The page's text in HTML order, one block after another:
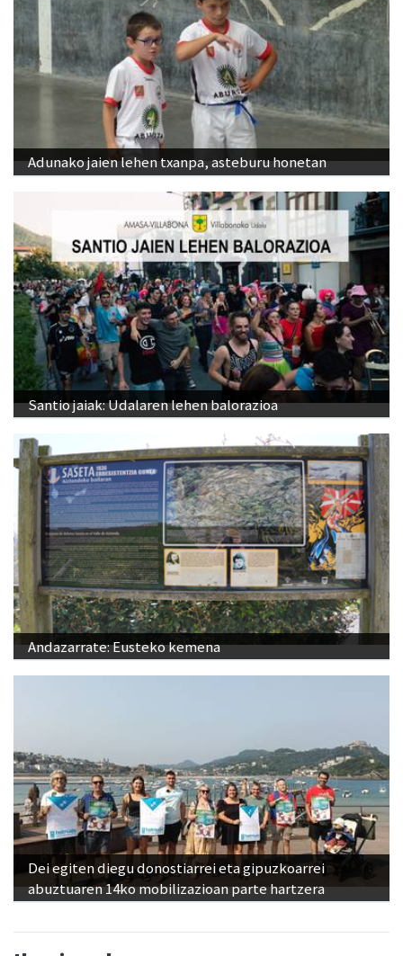
Adunako jaien lehen txanpa, asteburu honetan
Santio jaiak: Udalaren lehen balorazioa
Andazarrate: Eusteko kemena
Dei egiten diegu donostiarrei eta gipuzkoarrei
abuztuaren 14ko mobilizazioan parte hartzera